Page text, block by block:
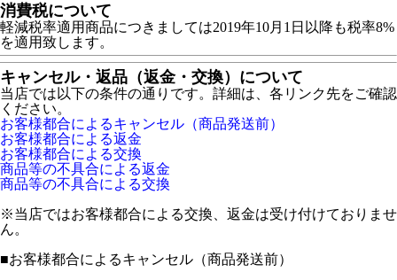
消費税について
軽減税率適用商品につきましては2019年10月1日以降も税率8%
を適用致します。
キャンセル・返品（返金・交換）について
当店では以下の条件の通りです。詳細は、各リンク先をご確認
ください。
お客様都合によるキャンセル（商品発送前）
お客様都合による返金
お客様都合による交換
商品等の不具合による返金
商品等の不具合による交換
※当店ではお客様都合による交換、返金は受け付けておりませ
ん。
■お客様都合によるキャンセル（商品発送前）